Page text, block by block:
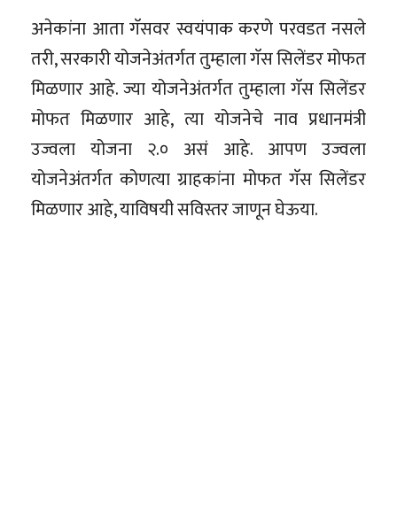
अनेकांना आता गॅसवर स्वयंपाक करणे परवडत नसले
तरी, सरकारी योजनेअंतर्गत तुम्हाला गॅस सिलेंडर मोफत
मिळणार आहे. ज्या योजनेअंतर्गत तुम्हाला गॅस सिलेंडर
मोफत मिळणार आहे, त्या योजनेचे नाव प्रधानमंत्री
उज्वला योजना २.० असं आहे. आपण उज्वला
योजनेअंतर्गत कोणत्या ग्राहकांना मोफत गॅस सिलेंडर
मिळणार आहे, याविषयी सविस्तर जाणून घेऊया.